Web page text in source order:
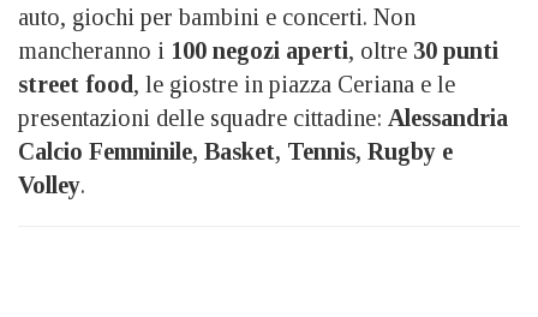
auto, giochi per bambini e concerti. Non
mancheranno i 100 negozi aperti, oltre 30 punti
street food, le giostre in piazza Ceriana e le
presentazioni delle squadre cittadine: Alessandria
Calcio Femminile, Basket, Tennis, Rugby e
Volley.